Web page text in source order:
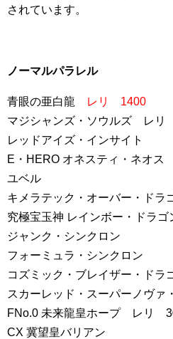
されています。
ノーマルパラレル
青眼の亜白龍
レリ 1400
マジシャンズ・ソウルズ レ
レッドアイズ・インサイト
E・HERO オネスティ・ネオス
ユベル
キメラテック・オーバー・ドラ
究極宝玉神 レインボー・ドラ
ジャンク・シンクロン
フォーミュラ・シンクロン
コズミック・ブレイザー・ドラ
スカーレッド・スーパーノヴァ
FNo.0 未来龍皇ホープ レリ
CX 冀望皇バリアン